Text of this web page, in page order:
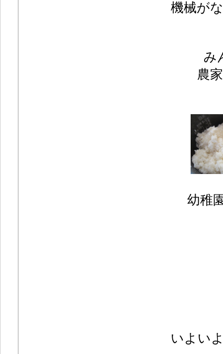
機械が
み
農
幼稚園
いよい